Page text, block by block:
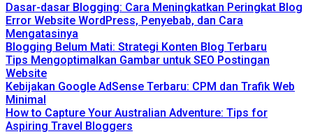
Dasar-dasar Blogging: Cara Meningkatkan Peringkat Blog
Error Website WordPress, Penyebab, dan Cara
Mengatasinya
Blogging Belum Mati: Strategi Konten Blog Terbaru
Tips Mengoptimalkan Gambar untuk SEO Postingan
Website
Kebijakan Google AdSense Terbaru: CPM dan Trafik Web
Minimal
How to Capture Your Australian Adventure: Tips for
Aspiring Travel Bloggers